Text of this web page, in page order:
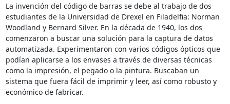
La invención del código de barras se debe al trabajo de dos
estudiantes de la Universidad de Drexel en Filadelfia: Norman
Woodland y Bernard Silver. En la década de 1940, los dos
comenzaron a buscar una solución para la captura de datos
automatizada. Experimentaron con varios códigos ópticos que
podían aplicarse a los envases a través de diversas técnicas
como la impresión, el pegado o la pintura. Buscaban un
sistema que fuera fácil de imprimir y leer, así como robusto y
económico de fabricar.